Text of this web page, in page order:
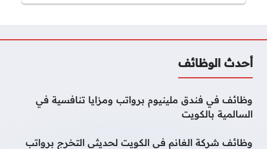
أحدث الوظائف
وظائف في فندق ملينيوم برواتب ومزايا تنافسية في
السالمية بالكويت
وظائف شركة الغانم في الكويت لحديثي التخرج برواتب